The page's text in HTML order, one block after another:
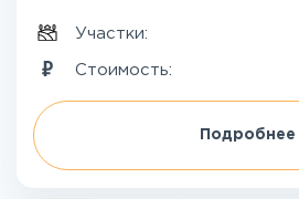
Участки:
Стоимость:
Подробнее